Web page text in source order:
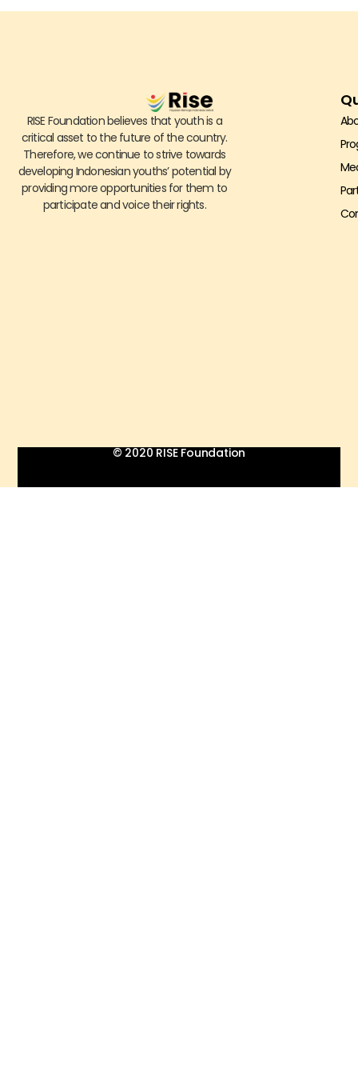
RISE Foundation believes that youth is a
critical asset to the future of the country.
Therefore, we continue to strive towards
developing Indonesian youths’ potential by
providing more opportunities for them to
participate and voice their rights.
© 2020 RISE Foundation